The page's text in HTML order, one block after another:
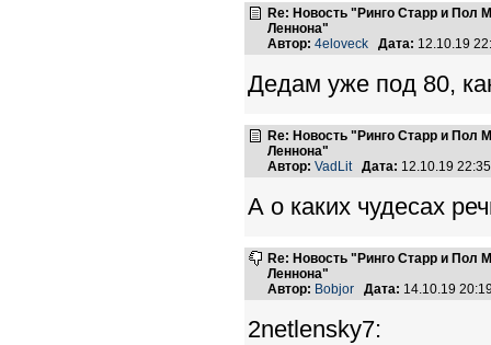
Re: Новость "Ринго Старр и Пол
Леннона"
Автор: 4eloveck Дата: 12.10.19
Дедам уже под 80,
Re: Новость "Ринго Старр и Пол
Леннона"
Автор: VadLit Дата: 12.10.19
А о каких чудесах
Re: Новость "Ринго Старр и Пол
Леннона"
Автор: Bobjor Дата: 14.10.19
2netlensky7: